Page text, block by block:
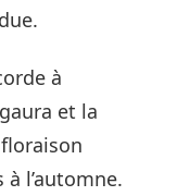
à
et la
l’automne.